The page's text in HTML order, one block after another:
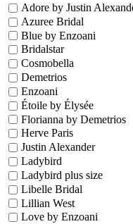
Adore by Justin
Azuree Bridal
Blue by Enzoani
Bridalstar
Cosmobella
Demetrios
Enzoani
Étoile by Élysée
Florianna by Demetrios
Herve Paris
Justin Alexander
Ladybird
Ladybird plus size
Libelle Bridal
Lillian West
Love by Enzoani